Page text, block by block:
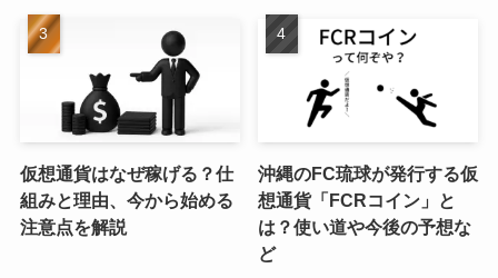
仮想通貨はなぜ稼げる？仕
組みと理由、今から始める
注意点を解説
沖縄のFC琉球が発行する仮
想通貨「FCRコイン」と
は？使い道や今後の予想な
ど